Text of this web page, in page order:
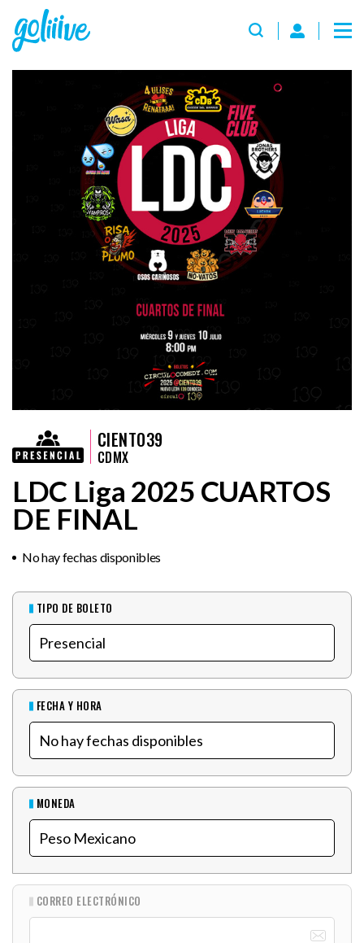
CIENTO39
CDMX
LDC Liga 2025 CUARTOS
DE FINAL
No hay fechas disponibles
TIPO DE BOLETO
FECHA Y HORA
MONEDA
CORREO ELECTRÓNICO